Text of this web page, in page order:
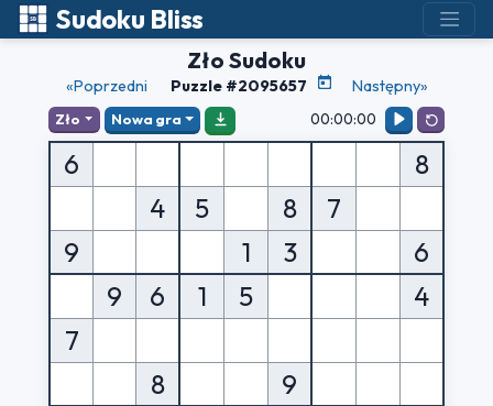
Sudoku Bliss
Zło Sudoku
«Poprzedni Puzzle #2095657 Następny»
Zło Nowa gra 00:00:00
6
8
4
5 8
7
9
1 3
6
9
6 1 5
4
7
8
9